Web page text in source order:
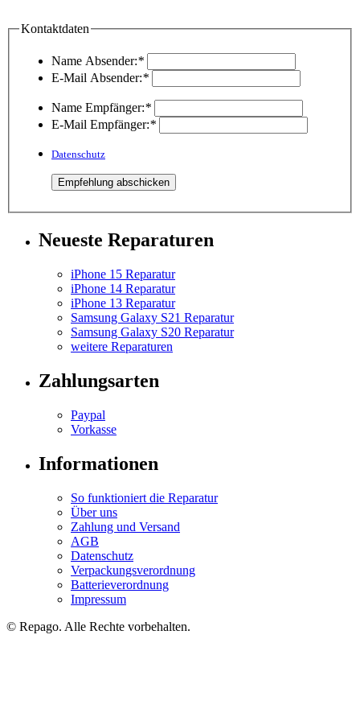
Kontaktdaten
Name Absender:*
E-Mail Absender:*
Name Empfänger:*
E-Mail Empfänger:*
Datenschutz
Neueste Reparaturen
iPhone 15 Reparatur
iPhone 14 Reparatur
iPhone 13 Reparatur
Samsung Galaxy S21 Reparatur
Samsung Galaxy S20 Reparatur
weitere Reparaturen
Zahlungsarten
Paypal
Vorkasse
Informationen
So funktioniert die Reparatur
Über uns
Zahlung und Versand
AGB
Datenschutz
Verpackungsverordnung
Batterieverordnung
Impressum
© Repago. Alle Rechte vorbehalten.